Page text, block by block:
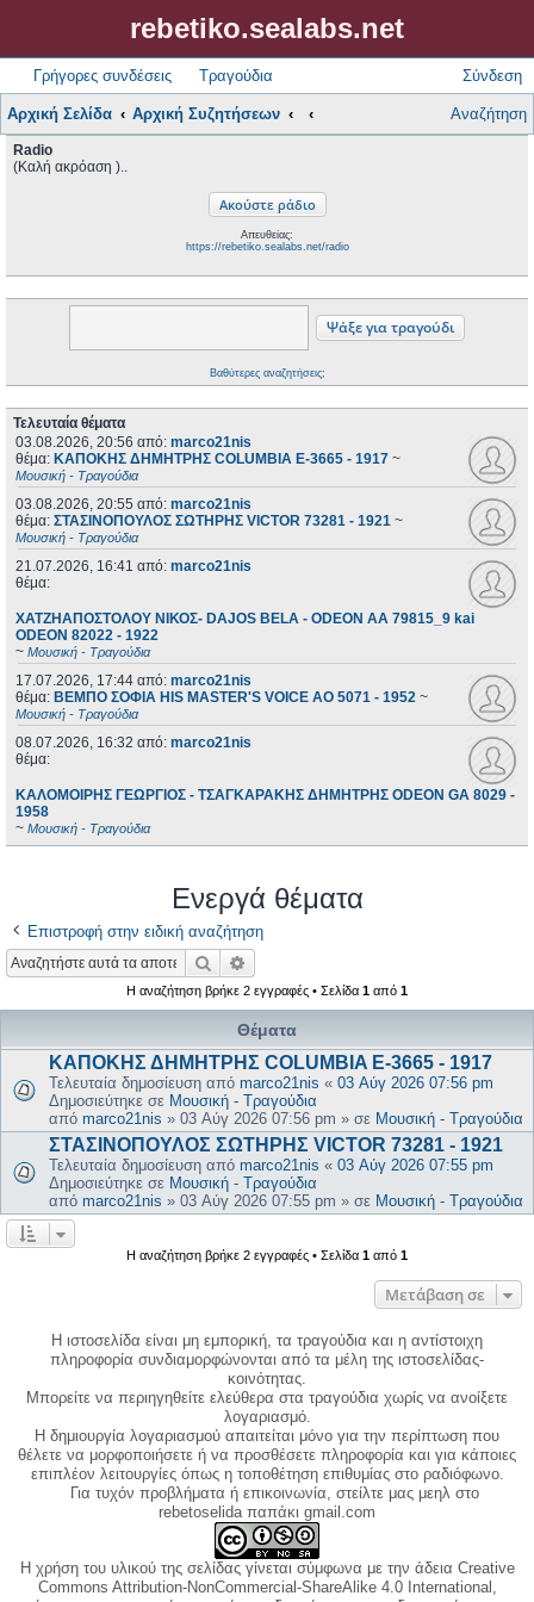
rebetiko.sealabs.net
Γρήγορες συνδέσεις Τραγούδια Σύνδεση
Αρχική Σελίδα Αρχική Συζητήσεων Αναζήτηση
Radio
(Καλή ακρόαση )..
Απευθείας:
https://rebetiko.sealabs.net/radio
Βαθύτερες αναζητήσεις;
Τελευταία θέματα
03.08.2026, 20:56 από: marco21nis
θέμα: ΚΑΠΟΚΗΣ ΔΗΜΗΤΡΗΣ COLUMBIA E-3665 - 1917 ~
Μουσική - Τραγούδια
03.08.2026, 20:55 από: marco21nis
θέμα: ΣΤΑΣΙΝΟΠΟΥΛΟΣ ΣΩΤΗΡΗΣ VICTOR 73281 - 1921 ~
Μουσική - Τραγούδια
21.07.2026, 16:41 από: marco21nis
θέμα:
ΧΑΤΖΗΑΠΟΣΤΟΛΟΥ ΝΙΚΟΣ- DAJOS BELA - ODEON AA 79815_9 kai
ODEON 82022 - 1922
~ Μουσική - Τραγούδια
17.07.2026, 17:44 από: marco21nis
θέμα: ΒΕΜΠΟ ΣΟΦΙΑ HIS MASTER'S VOICE AO 5071 - 1952 ~
Μουσική - Τραγούδια
08.07.2026, 16:32 από: marco21nis
θέμα:
ΚΑΛΟΜΟΙΡΗΣ ΓΕΩΡΓΙΟΣ - ΤΣΑΓΚΑΡΑΚΗΣ ΔΗΜΗΤΡΗΣ ODEON GA 8029 -
1958
~ Μουσική - Τραγούδια
Ενεργά θέματα
Επιστροφή στην ειδική αναζήτηση
Αναζήτηση
Η αναζήτηση βρήκε 2 εγγραφές • Σελίδα 1 από 1
Θέματα
ΚΑΠΟΚΗΣ ΔΗΜΗΤΡΗΣ COLUMBIA E-3665 - 1917
Τελευταία δημοσίευση από marco21nis « 03 Αύγ 2026 07:56 pm
Δημοσιεύτηκε σε Μουσική - Τραγούδια
από marco21nis » 03 Αύγ 2026 07:56 pm » σε Μουσική - Τραγούδια
ΣΤΑΣΙΝΟΠΟΥΛΟΣ ΣΩΤΗΡΗΣ VICTOR 73281 - 1921
Τελευταία δημοσίευση από marco21nis « 03 Αύγ 2026 07:55 pm
Δημοσιεύτηκε σε Μουσική - Τραγούδια
από marco21nis » 03 Αύγ 2026 07:55 pm » σε Μουσική - Τραγούδια
Η αναζήτηση βρήκε 2 εγγραφές • Σελίδα 1 από 1
Μετάβαση σε
Η ιστοσελίδα είναι μη εμπορική, τα τραγούδια και η αντίστοιχη
πληροφορία συνδιαμορφώνονται από τα μέλη της ιστοσελίδας-
κοινότητας.
Μπορείτε να περιηγηθείτε ελεύθερα στα τραγούδια χωρίς να ανοίξετε
λογαριασμό.
Η δημιουργία λογαριασμού απαιτείται μόνο για την περίπτωση που
θέλετε να μορφοποιήσετε ή να προσθέσετε πληροφορία και για κάποιες
επιπλέον λειτουργίες όπως η τοποθέτηση επιθυμίας στο ραδιόφωνο.
Για τυχόν προβλήματα ή επικοινωνία, στείλτε μας μεηλ στο
rebetoselida παπάκι gmail.com
Η χρήση του υλικού της σελίδας γίνεται σύμφωνα με την άδεια Creative
Commons Attribution-NonCommercial-ShareAlike 4.0 International,